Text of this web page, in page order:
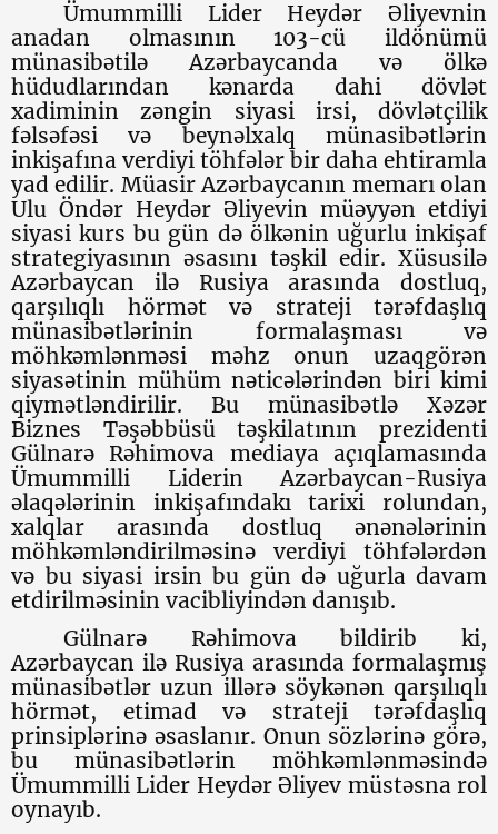
Ümummilli Lider Heydər Əliyevnin
anadan olmasının 103-cü ildönümü
münasibətilə Azərbaycanda və ölkə
hüdudlarından kənarda dahi dövlət
xadiminin zəngin siyasi irsi, dövlətçilik
fəlsəfəsi və beynəlxalq münasibətlərin
inkişafına verdiyi töhfələr bir daha ehtiramla
yad edilir. Müasir Azərbaycanın memarı olan
Ulu Öndər Heydər Əliyevin müəyyən etdiyi
siyasi kurs bu gün də ölkənin uğurlu inkişaf
strategiyasının əsasını təşkil edir. Xüsusilə
Azərbaycan ilə Rusiya arasında dostluq,
qarşılıqlı hörmət və strateji tərəfdaşlıq
münasibətlərinin formalaşması və
möhkəmlənməsi məhz onun uzaqgörən
siyasətinin mühüm nəticələrindən biri kimi
qiymətləndirilir. Bu münasibətlə Xəzər
Biznes Təşəbbüsü təşkilatının prezidenti
Gülnarə Rəhimova mediaya açıqlamasında
Ümummilli Liderin Azərbaycan-Rusiya
əlaqələrinin inkişafındakı tarixi rolundan,
xalqlar arasında dostluq ənənələrinin
möhkəmləndirilməsinə verdiyi töhfələrdən
və bu siyasi irsin bu gün də uğurla davam
etdirilməsinin vacibliyindən danışıb.
Gülnarə Rəhimova bildirib ki,
Azərbaycan ilə Rusiya arasında formalaşmış
münasibətlər uzun illərə söykənən qarşılıqlı
hörmət, etimad və strateji tərəfdaşlıq
prinsiplərinə əsaslanır. Onun sözlərinə görə,
bu münasibətlərin möhkəmlənməsində
Ümummilli Lider Heydər Əliyev müstəsna rol
oynayıb.